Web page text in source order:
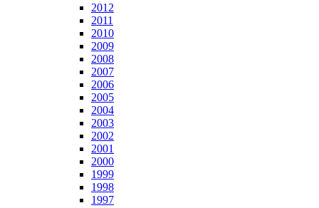
2012
2011
2010
2009
2008
2007
2006
2005
2004
2003
2002
2001
2000
1999
1998
1997